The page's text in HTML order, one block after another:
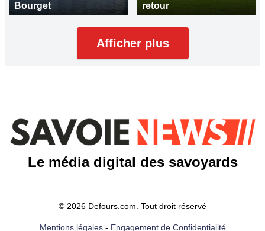
Bourget
retour
Afficher plus
Le média digital des savoyards
© 2026 Defours.com. Tout droit réservé
Mentions légales- Engagement de Confidentialité